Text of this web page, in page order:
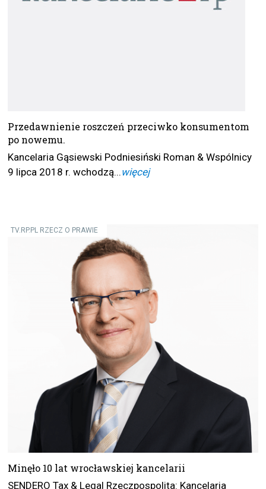
Przedawnienie roszczeń przeciwko konsumentom
po nowemu.
Kancelaria Gąsiewski Podniesiński Roman & Wspólnicy
9 lipca 2018 r. wchodzą...więcej
TV.RP.PL RZECZ O PRAWIE
Minęło 10 lat wrocławskiej kancelarii
SENDERO Tax & Legal Rzeczpospolita: Kancelaria